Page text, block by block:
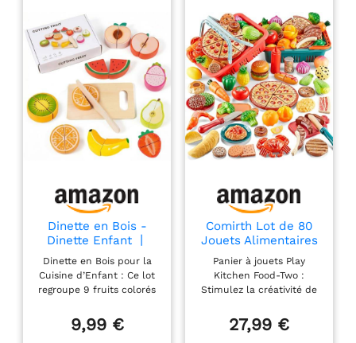
Dinette en Bois -
Dinette Enfant 丨
Jeu de Fruit à
Découper en Bois
pour Enfant,
Accessoire Complet
Cuisine Éducatif et
Dinette en Bois pour la
Cuisine d’Enfant : Ce lot
regroupe 9 fruits colorés
coutures auto-
agrippantes douces et
9,99 €
Comirth Lot de 80
Jouets Alimentaires
à Découper pour la
Cuisine des Tout-
Petits, Jeu de Rôle
de Chef pour
Nourriture en Jouet,
Panier à jouets Play
Kitchen Food-Two :
Stimulez la créativité de
ses capacités sensorielles
avec ces jouets
27,99 €